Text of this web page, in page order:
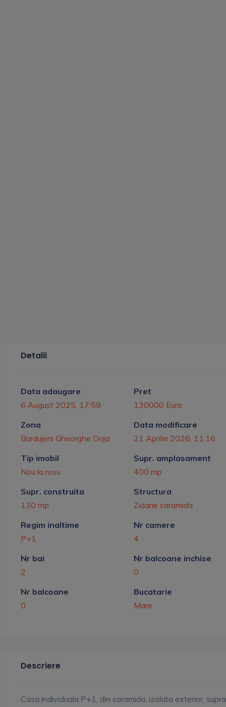
Detalii
Data adaugare
6 August 2025, 17:59
Pret
130000 Euro
Zona
Burdujeni Gheorghe Doja
Data modificare
21 Aprilie 2026, 11:16
Tip imobil
Nou la rosu
Supr. amplasament
400 mp
Supr. construita
130 mp
Structura
Zidarie caramida
Regim inaltime
P+1
Nr camere
4
Nr bai
2
Nr balcoane inchise
0
Nr balcoane
0
Bucatarie
Mare
Descriere
Casa individuala P+1, din caramida, izolata exterior,